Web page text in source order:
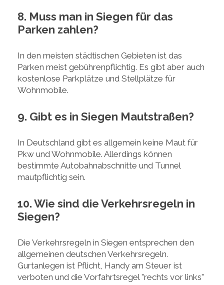
8. Muss man in Siegen für das
Parken zahlen?
In den meisten städtischen Gebieten ist das
Parken meist gebührenpflichtig. Es gibt aber auch
kostenlose Parkplätze und Stellplätze für
Wohnmobile.
9. Gibt es in Siegen Mautstraßen?
In Deutschland gibt es allgemein keine Maut für
Pkw und Wohnmobile. Allerdings können
bestimmte Autobahnabschnitte und Tunnel
mautpflichtig sein.
10. Wie sind die Verkehrsregeln in
Siegen?
Die Verkehrsregeln in Siegen entsprechen den
allgemeinen deutschen Verkehrsregeln.
Gurtanlegen ist Pflicht, Handy am Steuer ist
verboten und die Vorfahrtsregel "rechts vor links"